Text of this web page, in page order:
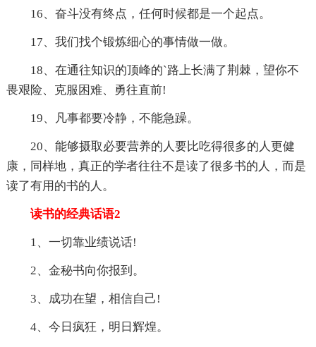
16、奋斗没有终点，任何时候都是一个起点。
17、我们找个锻炼细心的事情做一做。
18、在通往知识的顶峰的`路上长满了荆棘，望你不
畏艰险、克服困难、勇往直前!
19、凡事都要冷静，不能急躁。
20、能够摄取必要营养的人要比吃得很多的人更健
康，同样地，真正的学者往往不是读了很多书的人，而是
读了有用的书的人。
读书的经典话语2
1、一切靠业绩说话!
2、金秘书向你报到。
3、成功在望，相信自己!
4、今日疯狂，明日辉煌。